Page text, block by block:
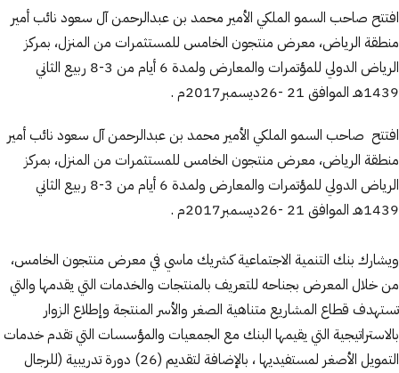
افتتح صاحب السمو الملكي الأمير محمد بن عبدالرحمن آل سعود نائب أمير
منطقة الرياض، معرض منتجون الخامس للمستثمرات من المنزل، بمركز
الرياض الدولي للمؤتمرات والمعارض ولمدة 6 أيام من 3-8 ربيع الثاني
1439هـ الموافق 21 -26ديسمبر2017م .
افتتح صاحب السمو الملكي الأمير محمد بن عبدالرحمن آل سعود نائب أمير
منطقة الرياض، معرض منتجون الخامس للمستثمرات من المنزل، بمركز
الرياض الدولي للمؤتمرات والمعارض ولمدة 6 أيام من 3-8 ربيع الثاني
1439هـ الموافق 21 -26ديسمبر2017م
.
ويشارك بنك التنمية الاجتماعية كشريك ماسي في معرض منتجون الخامس،
من خلال المعرض بجناحه للتعريف بالمنتجات والخدمات التي يقدمها والتي
تستهدف قطاع المشاريع متناهية الصغر والأسر المنتجة وإطلاع الزوار
بالاستراتيجية التي يقيمها البنك مع الجمعيات والمؤسسات التي تقدم خدمات
التمويل الأصغر لمستفيديها ، بالإضافة لتقديم (26) دورة تدريبية (للرجال